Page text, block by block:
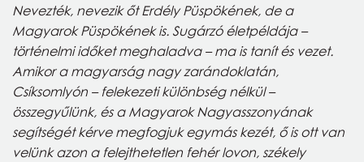
Nevezték, nevezik őt Erdély Püspökének, de a
Magyarok Püspökének is. Sugárzó életpéldája –
történelmi időket meghaladva – ma is tanít és vezet.
Amikor a magyarság nagy zarándoklatán,
Csíksomlyón – felekezeti különbség nélkül –
összegyűlünk, és a Magyarok Nagyasszonyának
segítségét kérve megfogjuk egymás kezét, ő is ott van
velünk azon a felejthetetlen fehér lovon, székely